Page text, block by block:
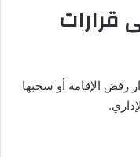
قرارات
رفض الإقامة أو سحبها